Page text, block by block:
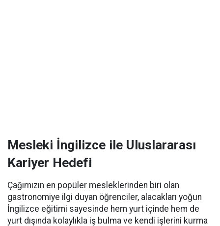
Mesleki İngilizce ile Uluslararası
Kariyer Hedefi
Çağımızın en popüler mesleklerinden biri olan
gastronomiye ilgi duyan öğrenciler, alacakları yoğun
İngilizce eğitimi sayesinde hem yurt içinde hem de
yurt dışında kolaylıkla iş bulma ve kendi işlerini kurma